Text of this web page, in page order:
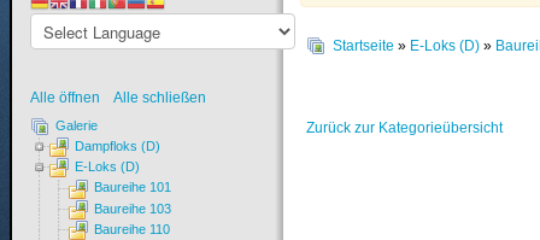
Startseite » E-Loks (D) »
Zurück zur Kategorieübersicht
Alle öffnen Alle schließen
Galerie
Dampfloks (D)
E-Loks (D)
Baureihe 101
Baureihe 103
Baureihe 110